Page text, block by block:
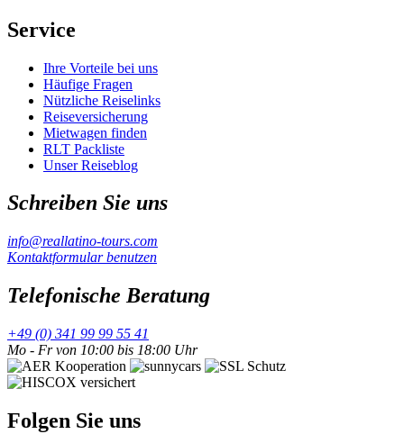
Service
Ihre Vorteile bei uns
Häufige Fragen
Nützliche Reiselinks
Reiseversicherung
Mietwagen finden
RLT Packliste
Unser Reiseblog
Schreiben Sie uns
info@reallatino-tours.com
Kontaktformular benutzen
Telefonische Beratung
+49 (0) 341 99 99 55 41
Mo - Fr von 10:00 bis 18:00 Uhr
Folgen Sie uns